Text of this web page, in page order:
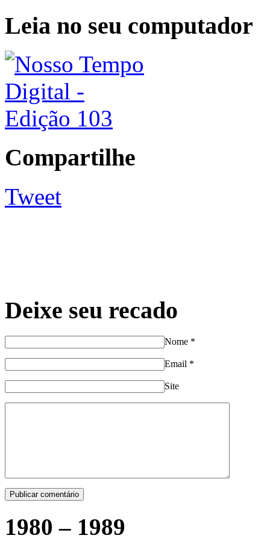
Leia no seu computador
Compartilhe
Tweet
Deixe seu recado
Nome *
Email *
Site
1980 – 1989